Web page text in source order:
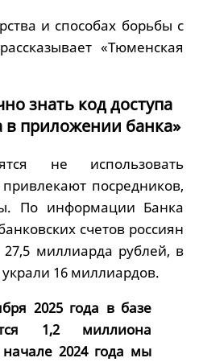
и способах борьбы с
«Тюменская
знать код доступа
в приложении банка»
не использовать
посредников,
По информации Банка
счетов россиян
миллиарда рублей, в
16 миллиардов.
2025 года в базе
1,2 миллиона
2024 года мы